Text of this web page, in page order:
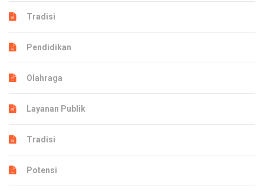
Tradisi
Pendidikan
Olahraga
Layanan Publik
Tradisi
Potensi